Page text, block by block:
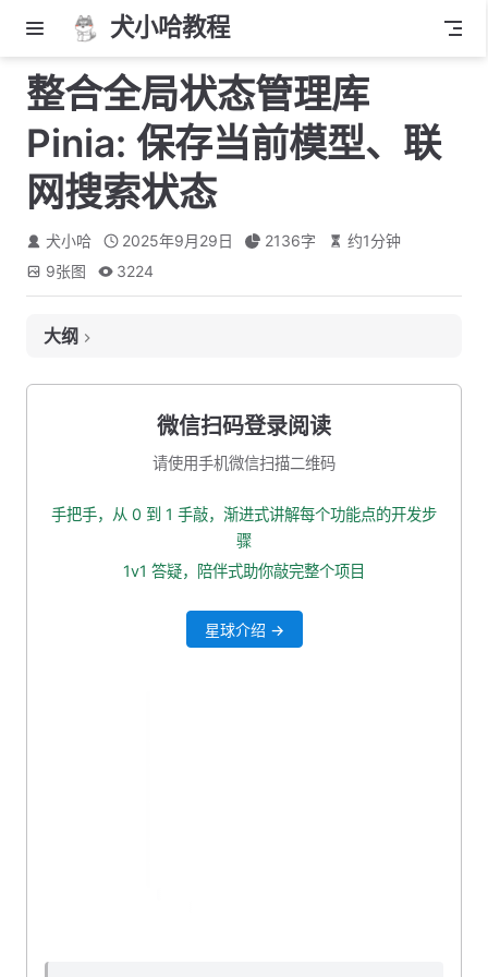
犬小哈教程
整合全局状态管理库
Pinia: 保存当前模型、联
网搜索状态
犬小哈 2025年9月29日 2136字 约1分钟
9张图 3224
大纲
重构聊天对话框组件
微信扫码登录阅读
请使用手机微信扫描二维码
手把手，从 0 到 1 手敲，渐进式讲解每个功能点的开发步
骤
1v1 答疑，陪伴式助你敲完整个项目
星球介绍 →